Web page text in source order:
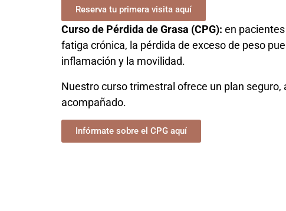
Reserva tu primera visita aquí
Curso de Pérdida de Grasa (CPG): en
fatiga crónica, la pérdida de exceso de peso
inflamación y la movilidad.
Nuestro curso trimestral ofrece un plan
acompañado.
Infórmate sobre el CPG aquí